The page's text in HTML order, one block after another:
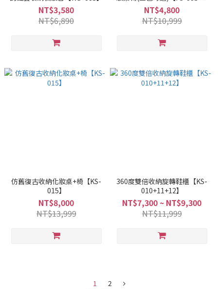
NT$3,580
NT$6,890
運費另計
NT$4,800
NT$10,999
仿舊復古收納化妝桌+椅【KS-
015】
NT$8,000
NT$13,999
360度雙倍收納旋轉鞋櫃【KS-
010+11+12】
NT$7,300 ~ NT$9,300
NT$11,999
1 2